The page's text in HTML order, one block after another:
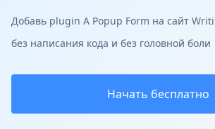
Добавь plugin A Popup Form на сайт
без написания кода и без головной боли
Начать бесплатно